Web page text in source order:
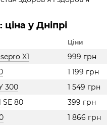
у Дніпрі
Ціни
X1
999 грн
1 199 грн
300
1 549 грн
80
399 грн
1 866 грн